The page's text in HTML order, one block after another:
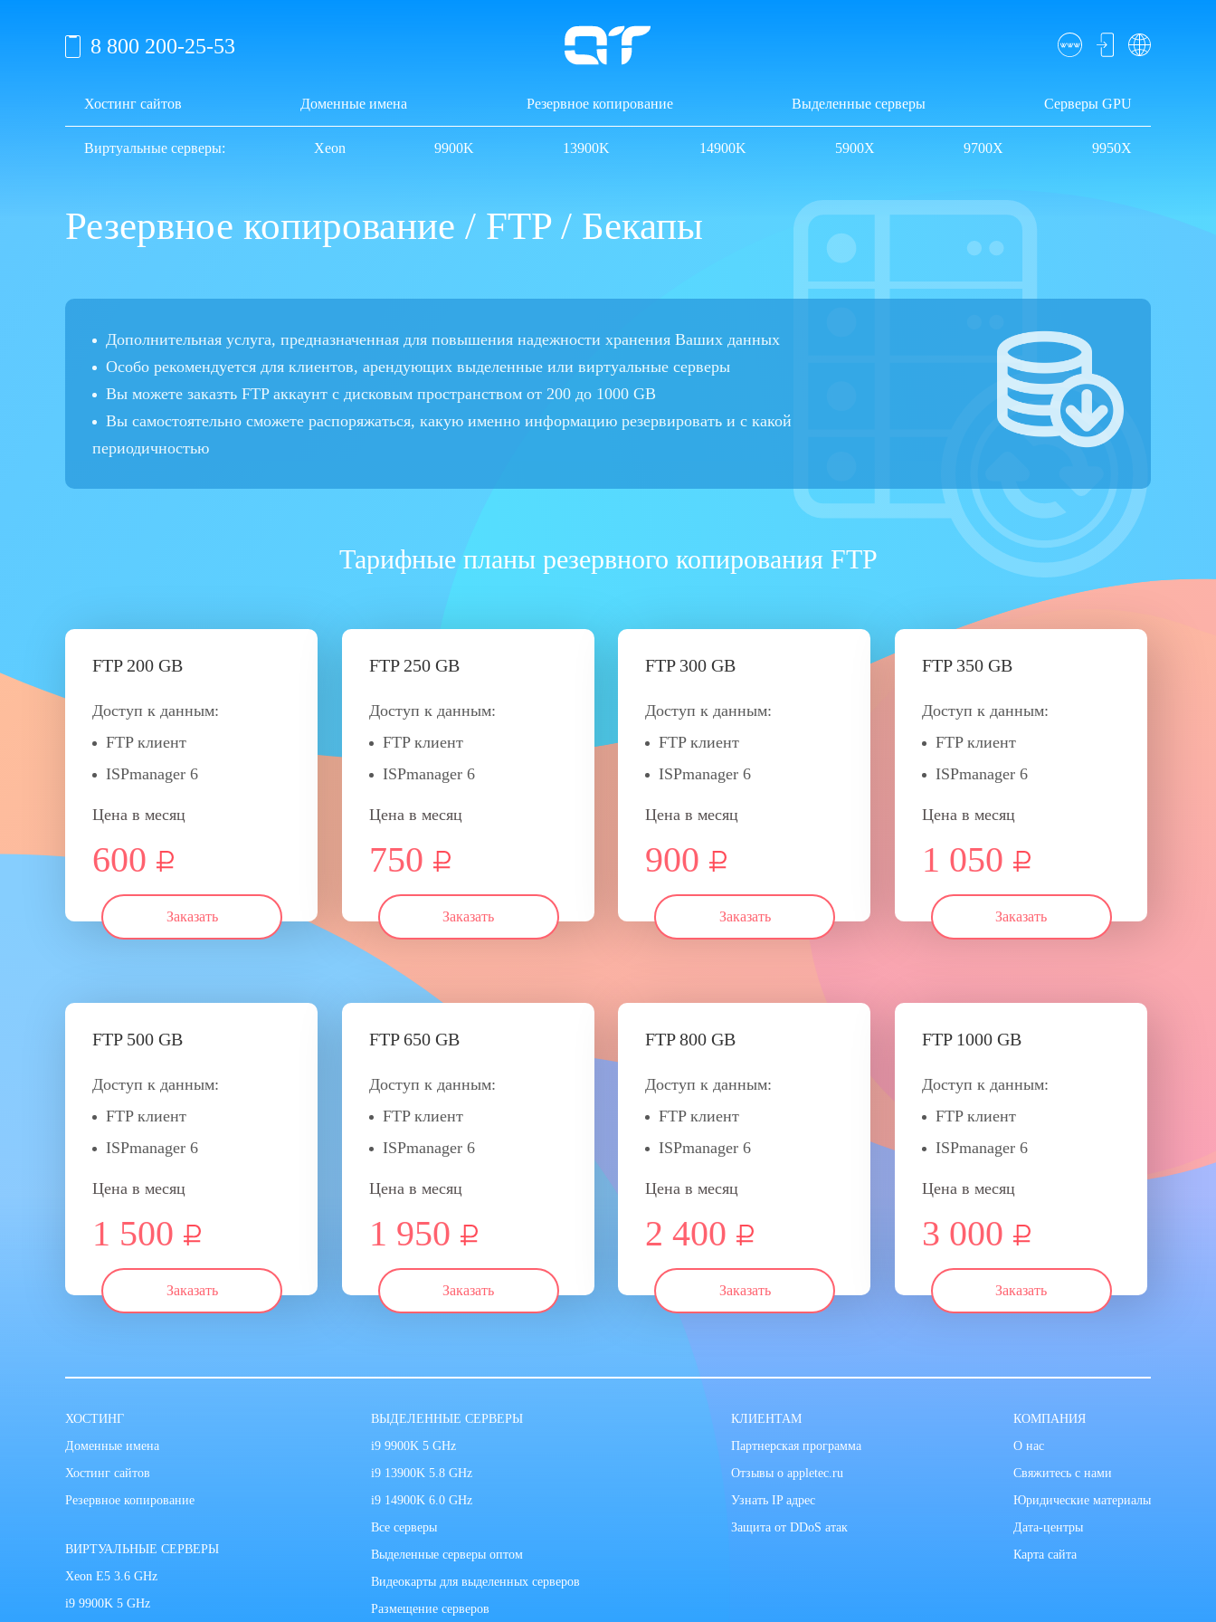
8 800 200-25-53
Хостинг сайтов Доменные имена Резервное копирование Выделенные серверы Серверы GPU
Виртуальные серверы: Xeon 9900K 13900K 14900K 5900X 9700X 9950X
Резервное копирование / FTP / Бекапы
Дополнительная услуга, предназначенная для повышения надежности хранения Ваших данных
Особо рекомендуется для клиентов, арендующих выделенные или виртуальные серверы
Вы можете заказть FTP аккаунт с дисковым пространством от 200 до 1000 GB
Вы самостоятельно сможете распоряжаться, какую именно информацию резервировать и с какой
периодичностью
Тарифные планы резервного копирования FTP
FTP 200 GB
Доступ к данным:
FTP клиент
ISPmanager 6
Цена в месяц
600
Заказать
FTP 250 GB
Доступ к данным:
FTP клиент
ISPmanager 6
Цена в месяц
750
Заказать
FTP 300 GB
Доступ к данным:
FTP клиент
ISPmanager 6
Цена в месяц
900
Заказать
FTP 350 GB
Доступ к данным:
FTP клиент
ISPmanager 6
Цена в месяц
1 050
Заказать
FTP 500 GB
Доступ к данным:
FTP клиент
ISPmanager 6
Цена в месяц
1 500
Заказать
FTP 650 GB
Доступ к данным:
FTP клиент
ISPmanager 6
Цена в месяц
1 950
Заказать
FTP 800 GB
Доступ к данным:
FTP клиент
ISPmanager 6
Цена в месяц
2 400
Заказать
FTP 1000 GB
Доступ к данным:
FTP клиент
ISPmanager 6
Цена в месяц
3 000
Заказать
ХОСТИНГ
Доменные имена
Хостинг сайтов
Резервное копирование
ВИРТУАЛЬНЫЕ СЕРВЕРЫ
Xeon E5 3.6 GHz
i9 9900K 5 GHz
ВЫДЕЛЕННЫЕ СЕРВЕРЫ
i9 9900K 5 GHz
i9 13900K 5.8 GHz
i9 14900K 6.0 GHz
Все серверы
Выделенные серверы оптом
Видеокарты для выделенных серверов
Размещение серверов
КЛИЕНТАМ
Партнерская программа
Отзывы о appletec.ru
Узнать IP адрес
Защита от DDoS атак
КОМПАНИЯ
О нас
Свяжитесь с нами
Юридические материалы
Дата-центры
Карта сайта